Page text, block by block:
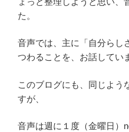
た。
音声では、主に「自分らし
つわることを、お話してい
このブログにも、同じよう
すが、
音声は週に１度（金曜日）